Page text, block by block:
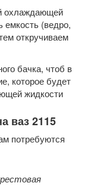
охлаждающей
емкость (ведро,
откручиваем
бачка, чтоб в
которое будет
жидкости
ваз 2115
потребуются